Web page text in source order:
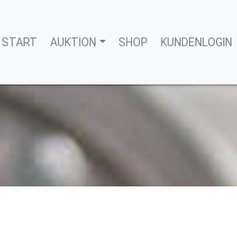
START AUKTION SHOP KUNDENLOGIN